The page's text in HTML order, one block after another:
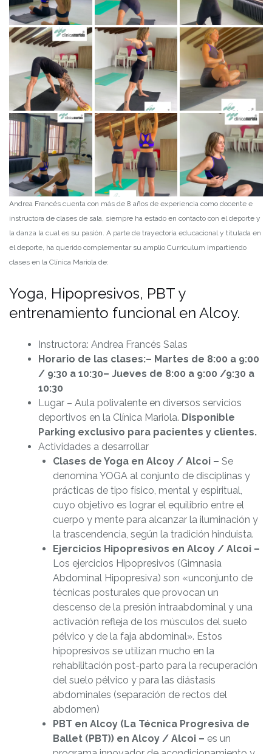
Andrea Francés cuenta con más de 8 años de experiencia como docente e
instructora de clases de sala, siempre ha estado en contacto con el deporte y
la danza la cual es su pasión. A parte de trayectoria educacional y titulada en
el deporte, ha querido complementar su amplio Currículum impartiendo
clases en la Clínica Mariola de:
Yoga, Hipopresivos, PBT y
entrenamiento funcional en Alcoy.
Instructora: Andrea Francés Salas
Horario de las clases:– Martes de 8:00 a 9:00
/ 9:30 a 10:30– Jueves de 8:00 a 9:00 /9:30 a
10:30
Lugar – Aula polivalente en diversos servicios
deportivos en la Clínica Mariola. Disponible
Parking exclusivo para pacientes y clientes.
Actividades a desarrollar
Clases de Yoga en Alcoy / Alcoi – Se
denomina YOGA al conjunto de disciplinas y
prácticas de tipo físico, mental y espiritual,
cuyo objetivo es lograr el equilibrio entre el
cuerpo y mente para alcanzar la iluminación y
la trascendencia, según la tradición hinduista.
Ejercicios Hipopresivos en Alcoy / Alcoi –
Los ejercicios Hipopresivos (Gimnasia
Abdominal Hipopresiva) son «unconjunto de
técnicas posturales que provocan un
descenso de la presión intraabdominal y una
activación refleja de los músculos del suelo
pélvico y de la faja abdominal». Estos
hipopresivos se utilizan mucho en la
rehabilitación post-parto para la recuperación
del suelo pélvico y para las diástasis
abdominales (separación de rectos del
abdomen)
PBT en Alcoy (La Técnica Progresiva de
Ballet (PBT)) en Alcoy / Alcoi – es un